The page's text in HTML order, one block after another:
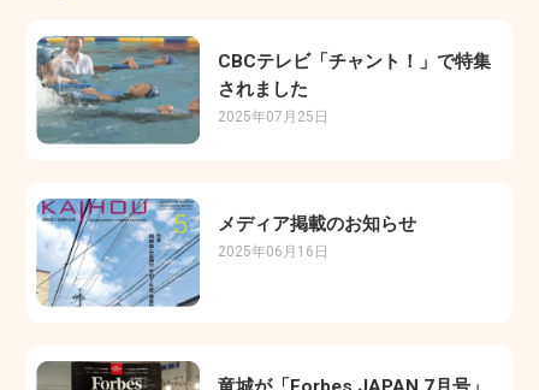
CBCテレビ「チャント！」で特集
されました
2025年07月25日
メディア掲載のお知らせ
2025年06月16日